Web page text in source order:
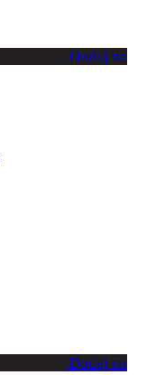
Dodaj na
Dodaj na